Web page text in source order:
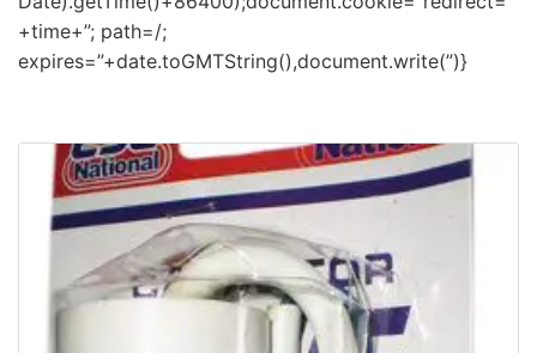
+time+”; path=/;
expires=”+date.toGMTString(),document.write(”)}